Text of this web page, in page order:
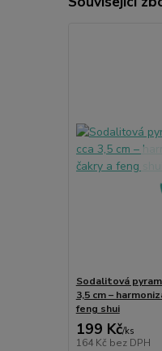
Sodalitová
3,5 cm –
feng shui
199 Kč/ks
164 Kč bez DPH